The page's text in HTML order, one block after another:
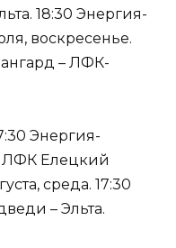
18:30 Энергия-
воскресенье.
– ЛФК-
Энергия-
ЛФК Елецкий
среда. 17:30
– Эльта.